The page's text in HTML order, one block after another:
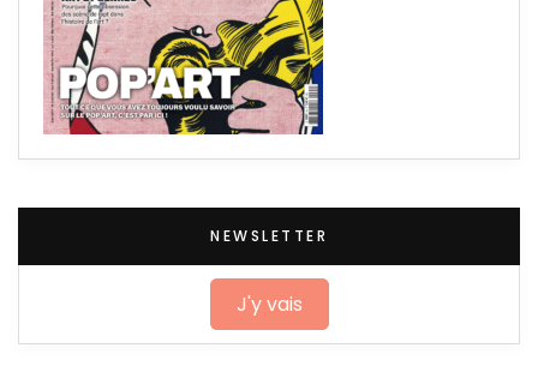
NEWSLETTER
J'y vais